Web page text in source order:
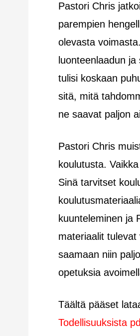
Pastori Chris
parempien
olevasta
luonteenlaadun
tulisi koskaan
sitä, mitä
ne saavat paljon
Pastori Chris
koulutusta.
Sinä tarvitset
kuunteleminen ja
materiaalit
saamaan niin
opetuksia
Täältä pääset
Todellisuuksista